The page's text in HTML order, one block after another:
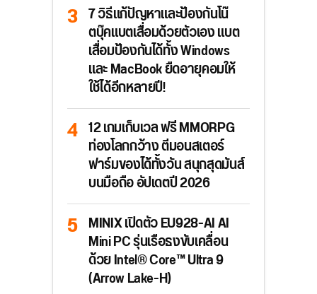
7 วิธีแก้ปัญหาและป้องกันโน๊
ตบุ๊คแบตเสื่อมด้วยตัวเอง แบต
เสื่อมป้องกันได้ทั้ง Windows
และ MacBook ยืดอายุคอมให้
ใช้ได้อีกหลายปี!
12 เกมเก็บเวล ฟรี MMORPG
ท่องโลกกว้าง ตีมอนสเตอร์
ฟาร์มของได้ทั้งวัน สนุกสุดมันส์
บนมือถือ อัปเดตปี 2026
MINIX เปิดตัว EU928-AI AI
Mini PC รุ่นเรือธงขับเคลื่อน
ด้วย Intel® Core™ Ultra 9
(Arrow Lake-H)